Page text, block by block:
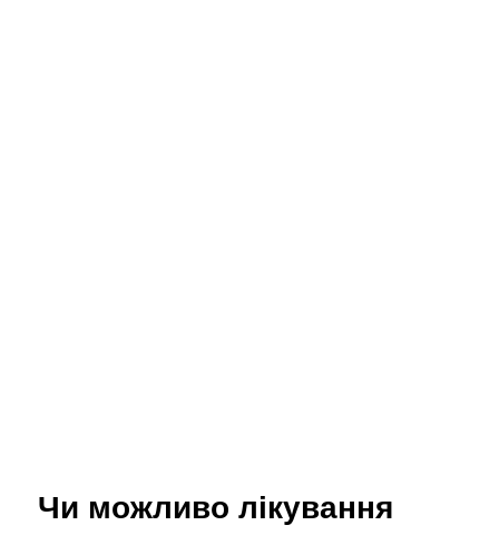
Чи можливо лікування